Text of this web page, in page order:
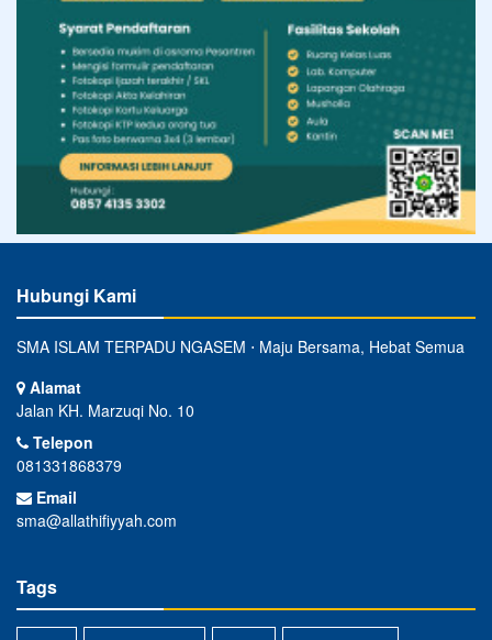
Hubungi Kami
SMA ISLAM TERPADU NGASEM ⋅ Maju Bersama, Hebat Semua
Alamat
Jalan KH. Marzuqi No. 10
Telepon
081331868379
Email
sma@allathifiyyah.com
Tags